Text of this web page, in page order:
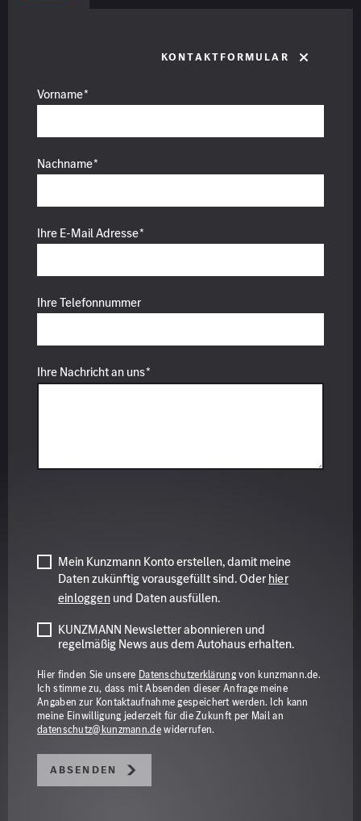
Kontaktformular
Mein Kunzmann Konto erstellen, damit meine
Daten zukünftig vorausgefüllt sind. Oderhier
einloggenund Daten ausfüllen.
KUNZMANN Newsletter abonnieren und
regelmäßig News aus dem Autohaus erhalten.
Hier finden Sie unsere Datenschutzerklärungvon kunzmann.de.
Ich stimme zu, dass mit Absenden dieser Anfrage meine
Angaben zur Kontaktaufnahme gespeichert werden. Ich kann
meine Einwilligung jederzeit für die Zukunft per Mail an
datenschutz@kunzmann.dewiderrufen.
Absenden